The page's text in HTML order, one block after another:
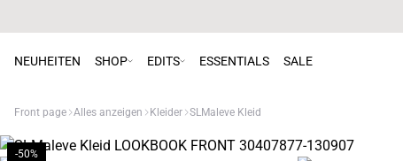
NEUHEITEN SHOP EDITS ESSENTIALS SALE
Front page Alles anzeigen Kleider SLMaleve Kleid
-50%